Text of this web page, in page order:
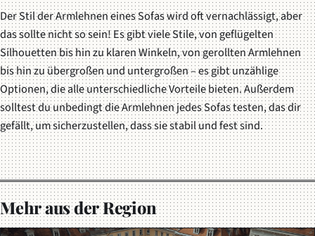
Der Stil der Armlehnen eines Sofas wird oft vernachlässigt, aber
das sollte nicht so sein! Es gibt viele Stile, von geflügelten
Silhouetten bis hin zu klaren Winkeln, von gerollten Armlehnen
bis hin zu übergroßen und untergroßen – es gibt unzählige
Optionen, die alle unterschiedliche Vorteile bieten. Außerdem
solltest du unbedingt die Armlehnen jedes Sofas testen, das dir
gefällt, um sicherzustellen, dass sie stabil und fest sind.
Mehr aus der Region